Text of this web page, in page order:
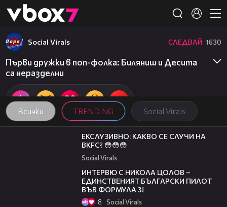
👾
Всички TRENDING Social Virals
Social Virals СЛЕДВАЙ 1630
Първи дружки в поп-фолка: Биляниш и Десита
са неразделни
01:57
ЕКСЛУЗИВНО: КАКВО СЕ СЛУЧИ НА
BKFC? 😳😳😳
Social Virals
ИНТЕРВЮ С НИКОЛА ЦОЛОВ –
ЕДИНСТВЕНИЯТ БЪЛГАРСКИ ПИЛОТ
ВЪВ ФОРМУЛА 3!
8 Social Virals